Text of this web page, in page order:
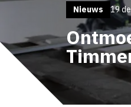
Nieuws 19